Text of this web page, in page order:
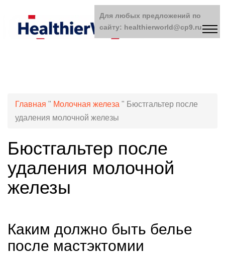
Главная " Молочная железа " Бюстгальтер после
удаления молочной железы
Бюстгальтер после
удаления молочной
железы
Каким должно быть белье
после мастэктомии
Для любых предложений по
сайту: healthierworld@cp9.ru